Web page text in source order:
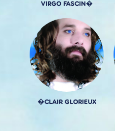
VIRGO FASCIN�
�CLAIR GLORIEUX